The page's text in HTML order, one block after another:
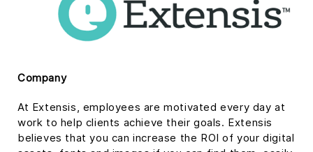
Company
At Extensis, employees are motivated every day at
work to help clients achieve their goals. Extensis
believes that you can increase the ROI of your digital